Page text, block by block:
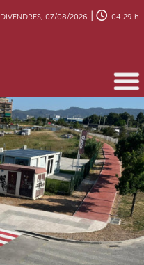
DIVENDRES, 07/08/2026 04:29 h